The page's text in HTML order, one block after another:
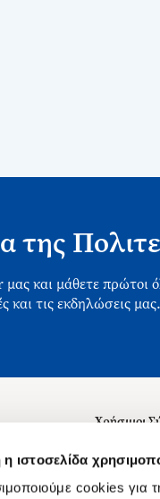
ιστοσελίδα
cookies για
της
και μάθετε πρώτοι
και τις εκδηλώσεις μας.
Χρήσιμοι
Σχετικά
Θέσεις